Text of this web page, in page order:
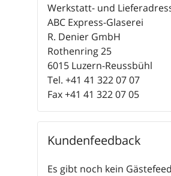
Werkstatt- und
ABC Express-Glaserei
R. Denier GmbH
Rothenring 25
6015 Luzern-Reussbühl
Tel. +41 41 322 07 07
Fax +41 41 322 07 05
Kundenfeedback
Es gibt noch kein